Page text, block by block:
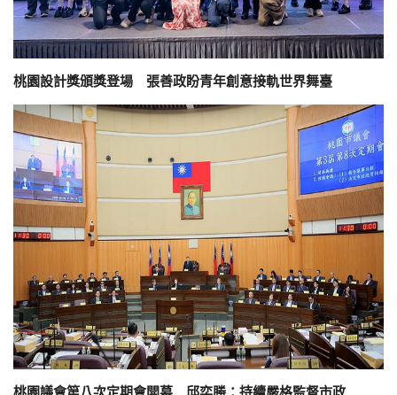
桃園設計獎頒獎登場 張善政盼青年創意接軌世界舞臺